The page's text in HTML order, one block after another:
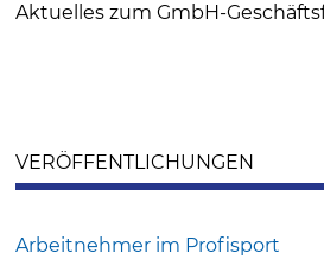
Aktuelles zum GmbH-
VERÖFFENTLICHUNGEN
Arbeitnehmer im Profisport